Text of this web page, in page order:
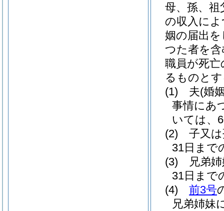
母、孫、
の収入に
姻の届出
つた者を含
職員が死亡
るものと
(1)
夫(婚
事情にあ
いては、
(2)
子又
31日まで
(3)
兄弟
31日まで
(4)
前3号
兄弟姉妹